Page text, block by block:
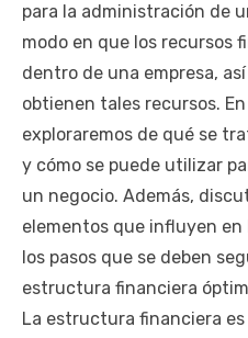
para la administración de
modo en que los recursos
dentro de una empresa,
obtienen tales recursos.
exploraremos de qué se
y cómo se puede utilizar
un negocio. Además,
elementos que influyen
los pasos que se deben
estructura financiera
La estructura financiera